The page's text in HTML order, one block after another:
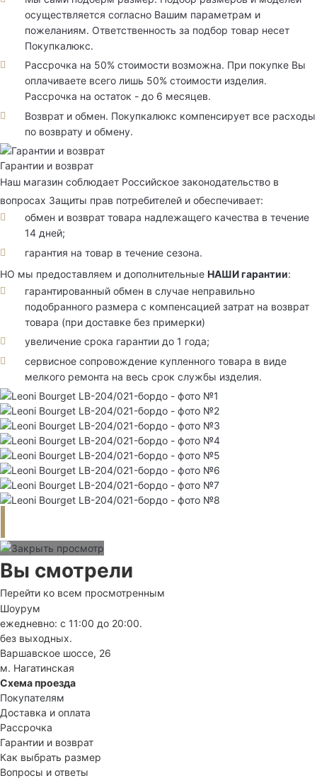
осуществляется согласно Вашим параметрам и
пожеланиям. Ответственность за подбор товар несет
Покупкалюкс.
Рассрочка на 50% стоимости возможна. При покупке Вы
оплачиваете всего лишь 50% стоимости изделия.
Рассрочка на остаток - до 6 месяцев.
Возврат и обмен. Покупкалюкс компенсирует все расходы
по возврату и обмену.
Гарантии и возврат
Наш магазин соблюдает Российское законодательство в
вопросах Защиты прав потребителей и обеспечивает:
обмен и возврат товара надлежащего качества в течение
14 дней;
гарантия на товар в течение сезона.
НО мы предоставляем и дополнительные НАШИ гарантии:
гарантированный обмен в случае неправильно
подобранного размера с компенсацией затрат на возврат
товара (при доставке без примерки)
увеличение срока гарантии до 1 года;
сервисное сопровождение купленного товара в виде
мелкого ремонта на весь срок службы изделия.
Вы смотрели
Перейти ко всем просмотренным
Шоурум
ежедневно: с 11:00 до 20:00.
без выходных.
Варшавское шоссе, 26
м. Нагатинская
Схема проезда
Покупателям
Доставка и оплата
Рассрочка
Гарантии и возврат
Как выбрать размер
Вопросы и ответы